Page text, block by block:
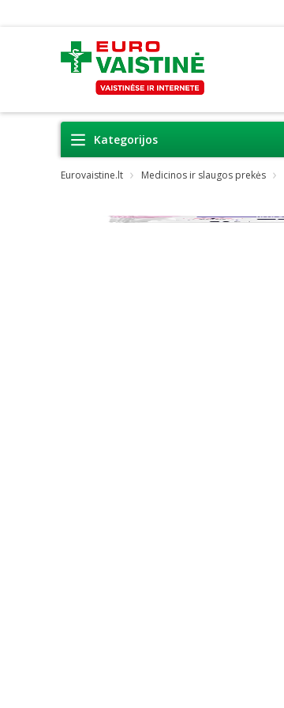
Kategorijos
Eurovaistine.lt Medicinos ir slaugos prekės